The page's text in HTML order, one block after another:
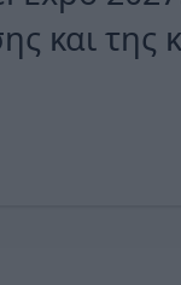
και της